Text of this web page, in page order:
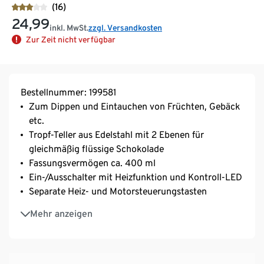
(16)
24,99inkl. MwSt.zzgl. Versandkosten
Zur Zeit nicht verfügbar
Bestellnummer: 199581
Zum Dippen und Eintauchen von Früchten, Gebäck
etc.
Tropf-Teller aus Edelstahl mit 2 Ebenen für
gleichmäßig flüssige Schokolade
Fassungsvermögen ca. 400 ml
Ein-/Ausschalter mit Heizfunktion und Kontroll-LED
Separate Heiz- und Motorsteuerungstasten
Mehr anzeigen
Einfache Reinigung: einzelne Teile sind abnehmbar
und spülmaschinengeeignet